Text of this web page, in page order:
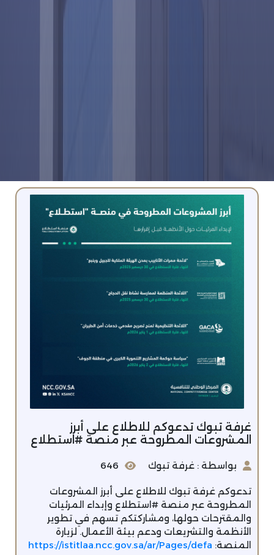
غرفة تبوك تدعوكم ‫للاطلاع على أبرز
المشروعات المطروحة عبر منصة ‫#استطلاع
بواسطة : غرفة تبوك 646
تدعوكم ‫غرفة تبوك‬ للاطلاع على أبرز المشروعات
المطروحة عبر منصة ‫#استطلاع‬ وإبداء المرئيات
والمقترحات حولها، ومشاركتكم تسهم في تطوير
الأنظمة والتشريعات ودعم بيئة الأعمال. لزيارة
المنصة: ‏‪ https://istitlaa.ncc.gov.sa/ar/Pages/defa